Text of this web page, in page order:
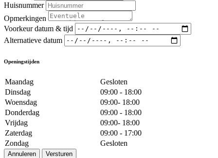
Huisnummer
Opmerkingen
Voorkeur datum & tijd
Alternatieve datum
Openingstijden
Maandag
Gesloten
Dinsdag
09:00 - 18:00
Woensdag
09:00- 18:00
Donderdag
09:00 - 18:00
Vrijdag
09:00- 18:00
Zaterdag
09:00 - 17:00
Zondag
Gesloten
Annuleren Versturen